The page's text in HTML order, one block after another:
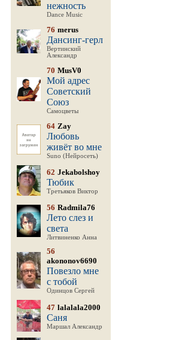
нежность
Dance Music
76 merus
Дансинг-герл
Вертинский
Александр
70 MusV0
Мой адрес
Советский
Союз
Самоцветы
64 Zay
Любовь
живёт во мне
Suno (Нейросеть)
62 Jekabolshoy
Тюбик
Третьяков Виктор
56 Radmila76
Лето слез и
света
Литвиненко Анна
56
akononov6690
Повезло мне
с тобой
Одинцов Сергей
47 lalalala2000
Саня
Маршал Александр